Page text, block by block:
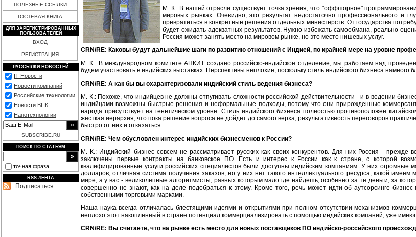
ПОЛЕЗНЫЕ ССЫЛКИ
ГОСТЕВАЯ КНИГА
ДЛЯ ЗАРЕГИСТРИРОВАННЫХ
ПОЛЬЗОВАТЕЛЕЙ
ВХОД
РЕГИСТРАЦИЯ
РАССЫЛКИ НОВОСТЕЙ
IT-Новости
Новости компаний
Российские технологии
Новости ВПК
Нанотехнологии
SUBSCRIBE.RU
ПОИСК ПО СТАТЬЯМ
точная фраза
RSS-ЛЕНТА
Подписаться
М. К.: В нашей отрасли существует точка зрения, что "оффшорное"
мировых рынках. Очевидно, это результат недостаточно профессионального и
превратиться в конкретные решения отдельных министерств. От государства
будет ожидать адекватных результатов. Нужно избежать самообмана, реально
Россия может занять место на мировом рынке, но это место нишевых услуг.
CRN/RE: Каковы будут дальнейшие шаги по развитию отношений с Индией, по крайней мере на уровне
М. К.: В международном комитете АПКИТ создано российско-индийское отделение, мы работаем над
будем участвовать в индийских выставках. Перспективы неплохие, поскольку стиль индийского бизнеса намного
CRN/RE: А как бы вы охарактеризовали индийский стиль ведения бизнеса?
М. К.: Похоже, что индийцев не должны отпугивать сложности российской действительности - и в ведении
индийцами возможны быстрые решения и неформальные подходы, потому что они прирожденные
народа присутствует на генетическом уровне. Стиль индийского бизнеса полностью противоположен
жесткая иерархия, что пока решение вопроса не дойдет до самого верха, результативность переговоров
быстро от них и отказаться.
CRN/RE: Чем обусловлен интерес индийских бизнесменов к России?
М. К.: Индийский бизнес совсем не рассматривает русских как своих конкурентов. Для них Россия -
заключены первые контракты на банковское ПО. Есть и интерес к России как к стране, с которой
квалифицированные услуги российских специалистов были доступны индийским компаниям. У них
долларов, отличная система получения заказов, но у них нет такого интеллектуального ресурса, какой
мире, а у вас - великолепные алгоритмисты, равных которым мало где найдешь, особенно за те деньги, за
совершенно не знают, как на деле подобраться к этому. Кроме того, речь может идти об аутсорсинге
собственными торговыми марками.
Наша наука всегда отличалась блестящими идеями и открытиями при полном отсутствии механизмов
неплохо этот накопленный в стране потенциал коммерциализировать с помощью индийских компаний, уже
CRN/RE: Вы считаете, что на рынке есть место для новых поставщиков ПО индийско-российского